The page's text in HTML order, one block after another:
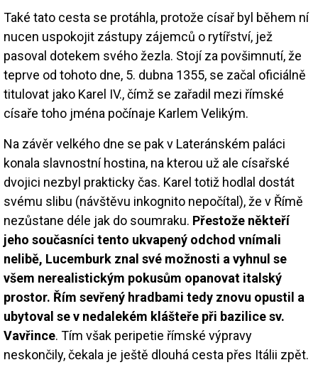
Také tato cesta se protáhla, protože císař byl během ní
nucen uspokojit zástupy zájemců o rytířství, jež
pasoval dotekem svého žezla. Stojí za povšimnutí, že
teprve od tohoto dne, 5. dubna 1355, se začal oficiálně
titulovat jako Karel IV., čímž se zařadil mezi římské
císaře toho jména počínaje Karlem Velikým.
Na závěr velkého dne se pak v Lateránském paláci
konala slavnostní hostina, na kterou už ale císařské
dvojici nezbyl prakticky čas. Karel totiž hodlal dostát
svému slibu (návštěvu inkognito nepočítal), že v Římě
nezůstane déle jak do soumraku. Přestože někteří
jeho současníci tento ukvapený odchod vnímali
nelibě, Lucemburk znal své možnosti a vyhnul se
všem nerealistickým pokusům opanovat italský
prostor. Řím sevřený hradbami tedy znovu opustil a
ubytoval se v nedalekém klášteře při bazilice sv.
Vavřince. Tím však peripetie římské výpravy
neskončily, čekala je ještě dlouhá cesta přes Itálii zpět.